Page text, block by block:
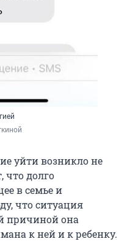
уйти возникло не
что долго
в семье и
что ситуация
причиной она
к ней и к ребенку.